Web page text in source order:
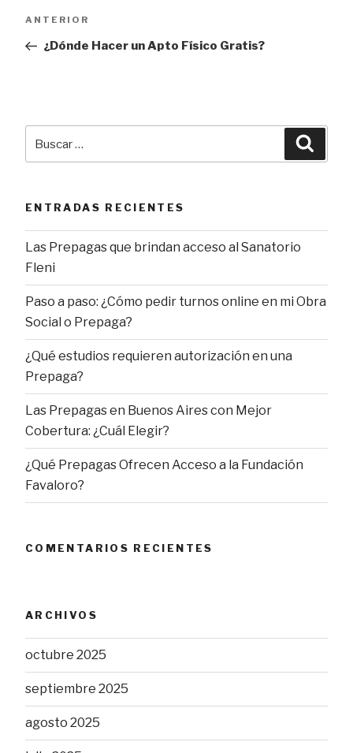
Navegación
de
Entrada
anterior
ANTERIOR
¿Dónde Hacer un Apto Físico Gratis?
ENTRADAS RECIENTES
Las Prepagas que brindan acceso al Sanatorio
Fleni
Paso a paso: ¿Cómo pedir turnos online en mi Obra
Social o Prepaga?
¿Qué estudios requieren autorización en una
Prepaga?
Las Prepagas en Buenos Aires con Mejor
Cobertura: ¿Cuál Elegir?
¿Qué Prepagas Ofrecen Acceso a la Fundación
Favaloro?
COMENTARIOS RECIENTES
ARCHIVOS
octubre 2025
septiembre 2025
agosto 2025